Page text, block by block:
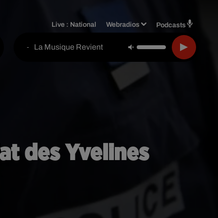
Live : National Webradios Podcasts
- La Musique Revient
des Yvelines